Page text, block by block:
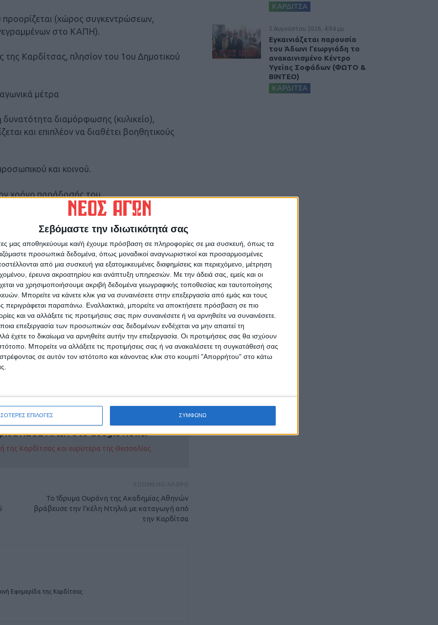
Σεβόμαστε την ιδιωτικότητά σας
μας αποθηκεύουμε και/ή έχουμε πρόσβαση σε πληροφορίες σε μια συσκευή, όπως τα
προσωπικά δεδομένα, όπως μοναδικοί αναγνωριστικοί και προσαρμοσμένες
από μια συσκευή για εξατομικευμένες διαφημίσεις και περιεχόμενο, μέτρηση
έρευνα ακροατηρίου και ανάπτυξη υπηρεσιών. Με την άδειά σας, εμείς και οι
να χρησιμοποιήσουμε ακριβή δεδομένα γεωγραφικής τοποθεσίας και ταυτοποίησης
Μπορείτε να κάνετε κλικ για να συναινέσετε στην επεξεργασία από εμάς και τους
περιγράφεται παραπάνω. Εναλλακτικά, μπορείτε να αποκτήσετε πρόσβαση σε πιο
και να αλλάξετε τις προτιμήσεις σας πριν συναινέσετε ή να αρνηθείτε να συναινέσετε.
επεξεργασία των προσωπικών σας δεδομένων ενδέχεται να μην απαιτεί τη
έχετε το δικαίωμα να αρνηθείτε αυτήν την επεξεργασία. Οι προτιμήσεις σας θα ισχύουν
Μπορείτε να αλλάξετε τις προτιμήσεις σας ή να ανακαλέσετε τη συγκατάθεσή σας
σε αυτόν τον ιστότοπο και κάνοντας κλικ στο κουμπί "Απορρήτου" στο κάτω
ΕΠΙΛΟΓΕΣ ΣΥΜΦΩΝΩ
προορίζεται (χώρος συγκεντρώσεων,
στο ΚΑΠΗ).
της Καρδίτσας, πλησίον του 1ου Δημοτικού
μέτρα
διαμόρφωσης (κυλικείο),
και επιπλέον να διαθέτει βοηθητικούς
και κοινού.
χρόνο παράδοσής του.
εφόσον απαιτηθούν, σύμφωνα με τις
θέρμανσης και ψύξης και να εξασφαλίζεται
τους χώρους της κύριας χρήσης.
από την αρμόδια Πυροσβεστική
ενδιαφέρον μέχρι και την 2η Ιανουαρίου
κατατίθενται μέχρι την παραπάνω
Δήμου Καρδίτσας, υπόψη της Επιτροπής
ΝΕΟΣ ΑΓΩΝ στο Google News!
της Καρδίτσας και ευρύτερα της Θεσσαλίας
Το Ίδρυμα Ουράνη της Ακαδημίας Αθηνών
βράβευσε την Γκέλη Ντηλιά με καταγωγή από
την Καρδίτσα
Εφημερίδα της Καρδίτσας
ΚΑΡΔΙΤΣΑ
5 Αυγούστου 2026, 4:04 μμ
Εγκαινιάζεται παρουσία
του Άδωνι Γεωργιάδη το
ανακαινισμένο Κέντρο
Υγείας Σοφάδων (ΦΩΤΟ &
ΒΙΝΤΕΟ)
ΚΑΡΔΙΤΣΑ